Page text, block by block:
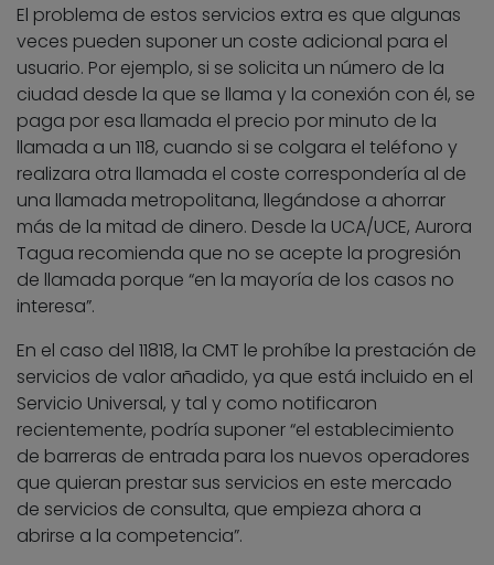
El problema de estos servicios extra es que algunas
veces pueden suponer un coste adicional para el
usuario. Por ejemplo, si se solicita un número de la
ciudad desde la que se llama y la conexión con él, se
paga por esa llamada el precio por minuto de la
llamada a un 118, cuando si se colgara el teléfono y
realizara otra llamada el coste correspondería al de
una llamada metropolitana, llegándose a ahorrar
más de la mitad de dinero. Desde la UCA/UCE, Aurora
Tagua recomienda que no se acepte la progresión
de llamada porque “en la mayoría de los casos no
interesa”.
En el caso del 11818, la CMT le prohíbe la prestación de
servicios de valor añadido, ya que está incluido en el
Servicio Universal, y tal y como notificaron
recientemente, podría suponer “el establecimiento
de barreras de entrada para los nuevos operadores
que quieran prestar sus servicios en este mercado
de servicios de consulta, que empieza ahora a
abrirse a la competencia”.